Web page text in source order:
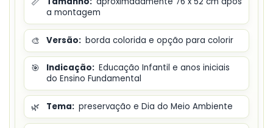
a montagem
🎨 Versão: borda colorida e opção para colorir
🎯 Indicação: Educação Infantil e anos iniciais
do Ensino Fundamental
🌿 Tema: preservação e Dia do Meio Ambiente